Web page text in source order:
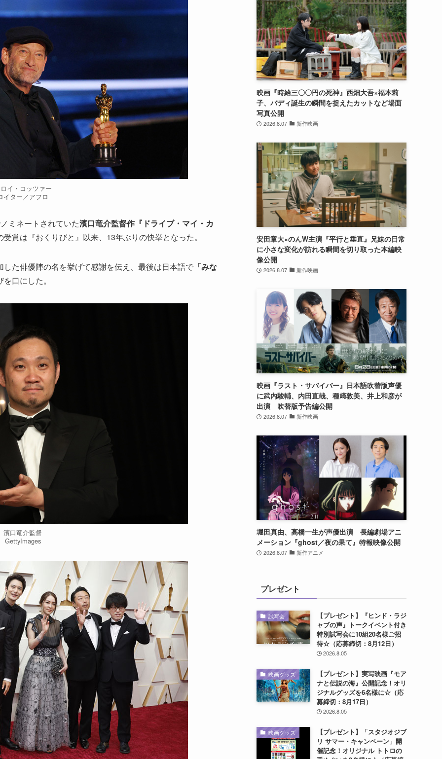
イ・コッツァー
イター／アフロ
ミネートされていた濱口竜介監督作『ドライブ・マイ・カ
賞は『おくりびと』以来、13年ぶりの快挙となった。
した俳優陣の名を挙げて感謝を伝え、最後は日本語で 「みな
口にした。
濱口竜介監督
GettyImages
映画『時給三〇〇円の死神』西畑大吾×福本莉
子、バディ誕生の瞬間を捉えたカットなど場面
写真公開
2026.8.07 新作映画
安田章大×のんW主演『平行と垂直』兄妹の日常
に小さな変化が訪れる瞬間を切り取った本編映
像公開
2026.8.07 新作映画
映画『ラスト・サバイバー』日本語吹替版声優
に武内駿輔、内田直哉、種﨑敦美、井上和彦が
出演 吹替版予告編公開
2026.8.07 新作映画
堀田真由、高橋一生が声優出演 長編劇場アニ
メーション『ghost／夜の果て』特報映像公開
2026.8.07 新作アニメ
プレゼント
試写会
【プレゼント】『ヒンド・ラジ
ャブの声』トークイベント付き
特別試写会に10組20名様ご招
待☆（応募締切：8月12日）
2026.8.05
映画グッズ
【プレゼント】実写映画『モア
ナと伝説の海』公開記念！オリ
ジナルグッズを6名様に☆（応
募締切：8月17日）
2026.8.05
映画グッズ
【プレゼント】「スタジオジブ
リ サマー・キャンペーン」開
催記念！オリジナル トトロの